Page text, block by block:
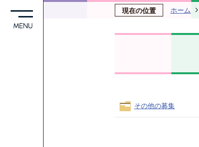
現在の位置 ホーム
その他の募集